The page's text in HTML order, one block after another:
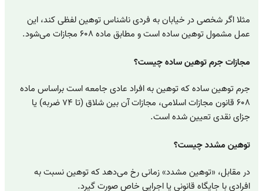
مثلا اگر شخصی در خیابان به فردی ناشناس توهین لفظی کند، این
عمل مشمول توهین ساده است و مطابق ماده ۶۰۸ مجازات می‌شود.
مجازات جرم توهین ساده چیست؟
جرم توهین ساده که توهین به افراد عادی جامعه است براساس ماده
۶۰۸ قانون مجازات اسلامی، مجازات آن بین شلاق (تا ۷۴ ضربه) یا
جزای نقدی تعیین شده است.
توهین مشدد چیست؟
در مقابل، «توهین مشدد» زمانی رخ می‌دهد که توهین نسبت به
افرادی با جایگاه قانونی یا اجرایی خاص صورت گیرد.